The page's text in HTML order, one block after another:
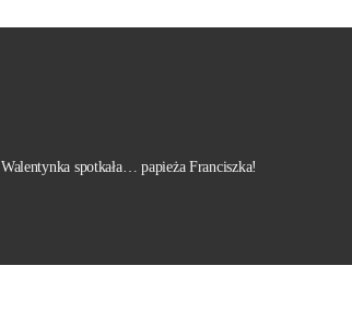
Walentynka spotkała… papieża Franciszka!